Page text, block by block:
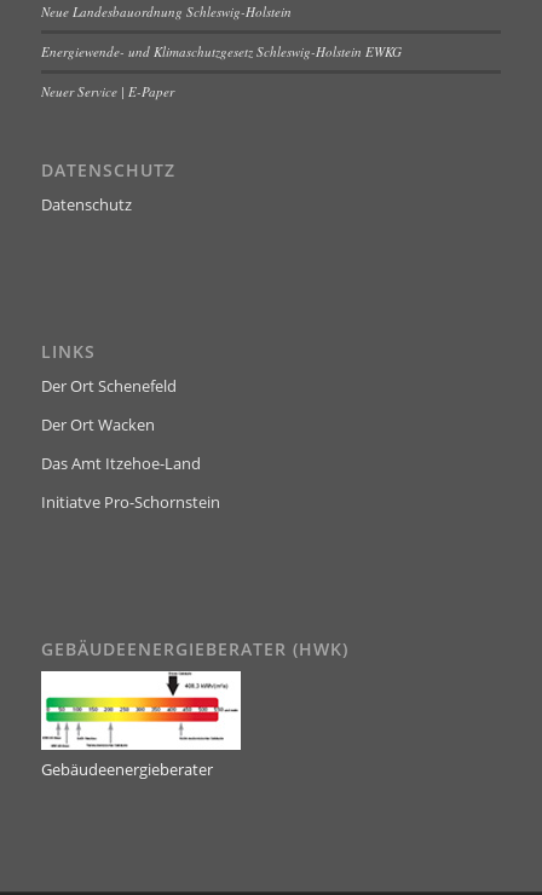
Neue Landesbauordnung Schleswig-Holstein
Energiewende- und Klimaschutzgesetz Schleswig-Holstein EWKG
Neuer Service | E-Paper
DATENSCHUTZ
Datenschutz
LINKS
Der Ort Schenefeld
Der Ort Wacken
Das Amt Itzehoe-Land
Initiatve Pro-Schornstein
GEBÄUDEENERGIEBERATER (HWK)
Gebäudeenergieberater